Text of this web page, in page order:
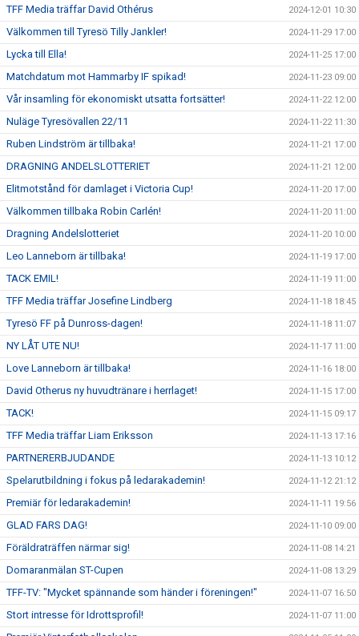
TFF Media träffar David Othérus 2024-12-01 10:30
Välkommen till Tyresö Tilly Jankler! 2024-11-29 17:00
Lycka till Ella! 2024-11-25 17:00
Matchdatum mot Hammarby IF spikad! 2024-11-23 09:00
Vår insamling för ekonomiskt utsatta fortsätter! 2024-11-22 12:00
Nuläge Tyresövallen 22/11 2024-11-22 11:30
Ruben Lindström är tillbaka! 2024-11-21 17:00
DRAGNING ANDELSLOTTERIET 2024-11-21 12:00
Elitmotstånd för damlaget i Victoria Cup! 2024-11-20 17:00
Välkommen tillbaka Robin Carlén! 2024-11-20 11:00
Dragning Andelslotteriet 2024-11-20 10:00
Leo Lanneborn är tillbaka! 2024-11-19 17:00
TACK EMIL! 2024-11-19 11:00
TFF Media träffar Josefine Lindberg 2024-11-18 18:45
Tyresö FF på Dunross-dagen! 2024-11-18 11:07
NY LÅT UTE NU! 2024-11-17 11:00
Love Lanneborn är tillbaka! 2024-11-16 18:00
David Otherus ny huvudtränare i herrlaget! 2024-11-15 17:00
TACK! 2024-11-15 09:17
TFF Media träffar Liam Eriksson 2024-11-13 17:16
PARTNERERBJUDANDE 2024-11-13 10:12
Spelarutbildning i fokus på ledarakademin! 2024-11-12 21:12
Premiär för ledarakademin! 2024-11-11 19:56
GLAD FARS DAG! 2024-11-10 09:00
Föräldraträffen närmar sig! 2024-11-08 14:21
Domaranmälan ST-Cupen 2024-11-08 13:29
TFF-TV: "Mycket spännande som händer i föreningen!" 2024-11-07 16:50
Stort intresse för Idrottsprofil! 2024-11-07 11:00